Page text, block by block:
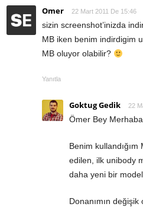
Omer 22 Mart 2011 De 15:46
sizin screenshot’inizda
MB iken benim indirdigim
MB oluyor olabilir?
Yanıtla
Goktug Gedik 22
Ömer Bey
Benim
edilen, ilk unibody
daha yeni bir
Donanımın değişik